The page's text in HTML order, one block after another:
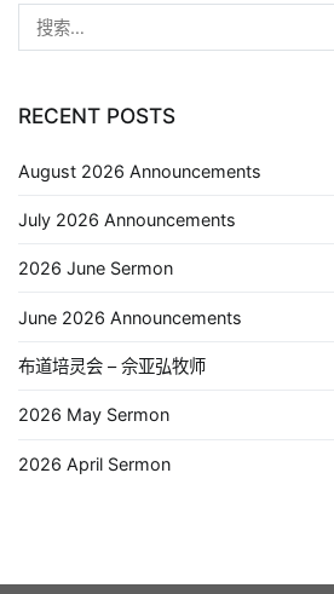
RECENT POSTS
August 2026 Announcements
July 2026 Announcements
2026 June Sermon
June 2026 Announcements
布道培灵会 – 佘亚弘牧师
2026 May Sermon
2026 April Sermon